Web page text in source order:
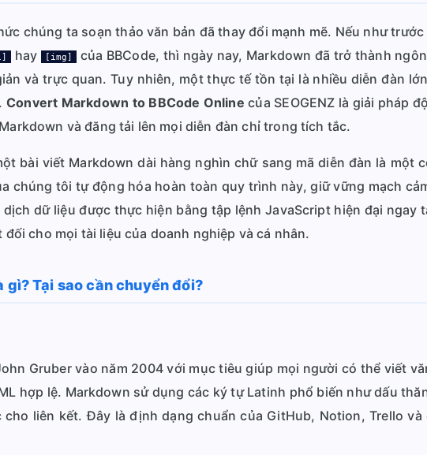
chúng ta soạn thảo văn bản đã thay đổi mạnh mẽ. Nếu như
hay [img]
của BBCode, thì ngày nay, Markdown đã trở thành
và trực quan. Tuy nhiên, một thực tế tồn tại là nhiều diễn đàn
Convert Markdown to BBCode Online của SEOGENZ là giải pháp
và đăng tải lên mọi diễn đàn chỉ trong tích tắc.
bài viết Markdown dài hàng nghìn chữ sang mã diễn đàn là một
chúng tôi tự động hóa hoàn toàn quy trình này, giữ vững mạch
dữ liệu được thực hiện bằng tập lệnh JavaScript hiện đại ngay
cho mọi tài liệu của doanh nghiệp và cá nhân.
Tại sao cần chuyển đổi?
Gruber vào năm 2004 với mục tiêu giúp mọi người có thể viết
hợp lệ. Markdown sử dụng các ký tự Latinh phổ biến như dấu
liên kết. Đây là định dạng chuẩn của GitHub, Notion, Trello